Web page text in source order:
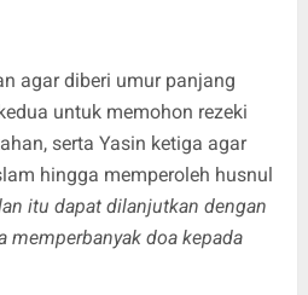
agar diberi umur panjang
untuk memohon rezeki
serta Yasin ketiga agar
hingga memperoleh husnul
itu dapat dilanjutkan dengan
memperbanyak doa kepada